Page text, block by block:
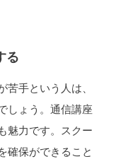
る
手という人は、
しょう。通信講座
魅力です。スクー
確保ができること